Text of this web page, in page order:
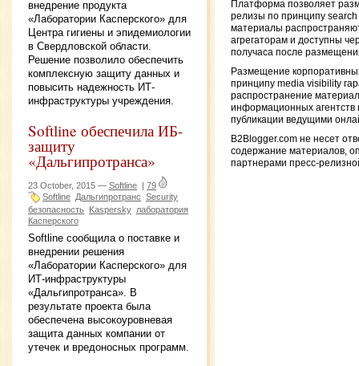
внедрение продукта
«Лаборатории Касперского» для
Центра гигиены и эпидемиологии
в Свердловской области.
Решение позволило обеспечить
комплексную защиту данных и
повысить надежность ИТ-
инфраструктуры учреждения.
Softline обеспечила ИБ-
защиту
«Дальгипротранса»
23 October, 2015 — Softline | 79
Softline Дальгипротранс Security
безопасность Kaspersky лаборатория
Касперского
Softline сообщила о поставке и
внедрении решения
«Лаборатории Касперского» для
ИТ-инфраструктуры
«Дальгипротранса». В
результате проекта была
обеспечена высокоуровневая
защита данных компании от
утечек и вредоносных программ.
Платформа позволяет
релизы по принципу search
материалы
агрегаторам и доступны
получаса после
Размещение
принципу media visibility
распространение
информационных агентств
публикации ведущими
B2Blogger.com не несет
содержание материалов,
партнерами пресс-